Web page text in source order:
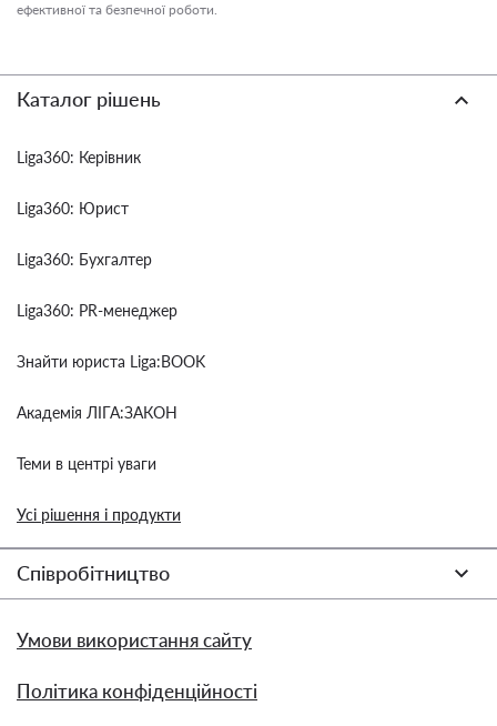
ефективної та безпечної роботи.
Каталог рішень
Liga360: Керівник
Liga360: Юрист
Liga360: Бухгалтер
Liga360: PR-менеджер
Знайти юриста Liga:BOOK
Академія ЛІГА:ЗАКОН
Теми в центрі уваги
Усі рішення і продукти
Співробітництво
Умови використання сайту
Політика конфіденційності